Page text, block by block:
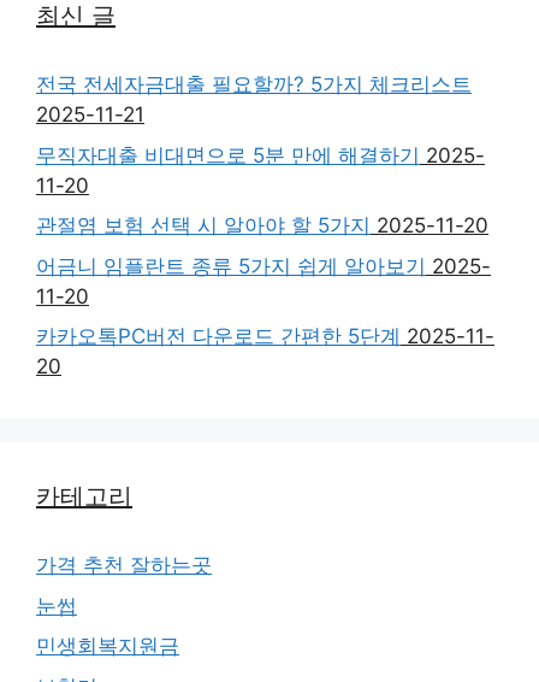
최신 글
전국 전세자금대출 필요할까? 5가지 체크리스트
2025-11-21
무직자대출 비대면으로 5분 만에 해결하기 2025-
11-20
관절염 보험 선택 시 알아야 할 5가지 2025-11-20
어금니 임플란트 종류 5가지 쉽게 알아보기 2025-
11-20
카카오톡PC버전 다운로드 간편한 5단계 2025-11-
20
카테고리
가격 추천 잘하는곳
눈썹
민생회복지원금